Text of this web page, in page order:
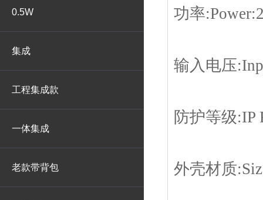
0.5W
集成
工程集成款
一体集成
老款带背包
功率
输入电压
防护等级:IP
外壳材质